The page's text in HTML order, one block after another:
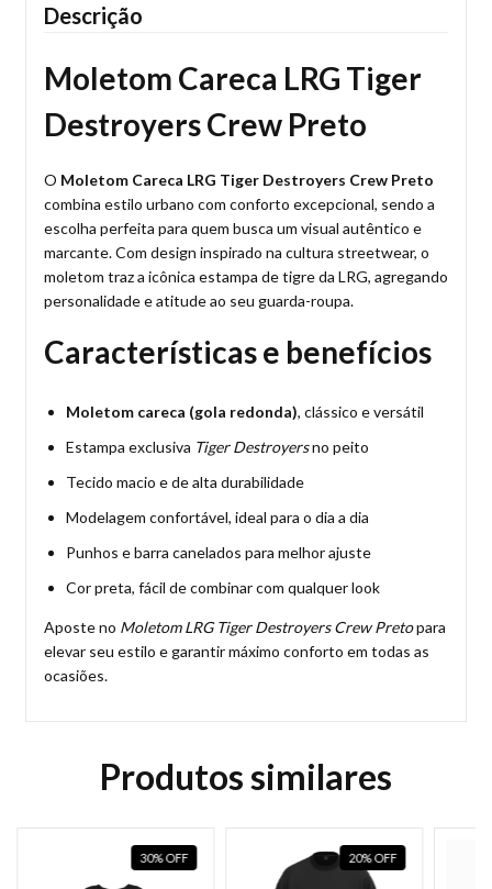
Descrição
Moletom Careca LRG Tiger
Destroyers Crew Preto
O Moletom Careca LRG Tiger Destroyers Crew Preto
combina estilo urbano com conforto excepcional, sendo a
escolha perfeita para quem busca um visual autêntico e
marcante. Com design inspirado na cultura streetwear, o
moletom traz a icônica estampa de tigre da LRG, agregando
personalidade e atitude ao seu guarda-roupa.
Características e benefícios
Moletom careca (gola redonda), clássico e versátil
Estampa exclusiva Tiger Destroyersno peito
Tecido macio e de alta durabilidade
Modelagem confortável, ideal para o dia a dia
Punhos e barra canelados para melhor ajuste
Cor preta, fácil de combinar com qualquer look
Aposte no Moletom LRG Tiger Destroyers Crew Pretopara
elevar seu estilo e garantir máximo conforto em todas as
ocasiões.
Produtos similares
30%OFF 20%OFF